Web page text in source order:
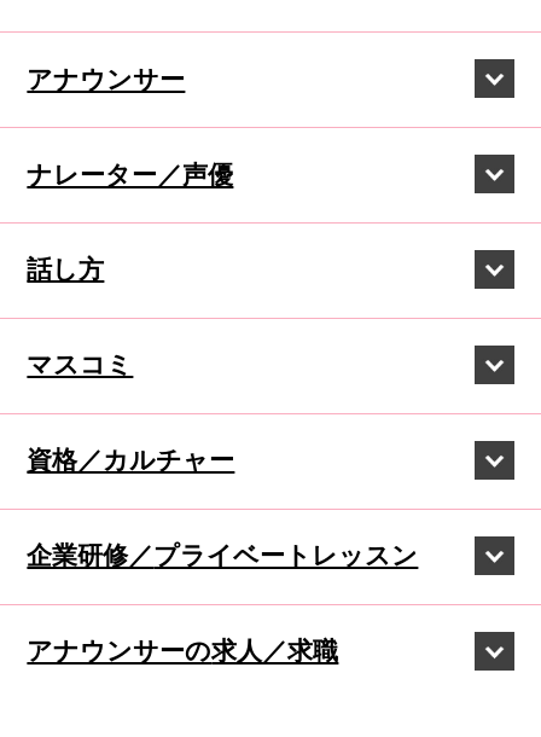
アナウンサー
ナレーター／声優
話し方
マスコミ
資格／カルチャー
企業研修／プライベートレッスン
アナウンサーの求人／求職